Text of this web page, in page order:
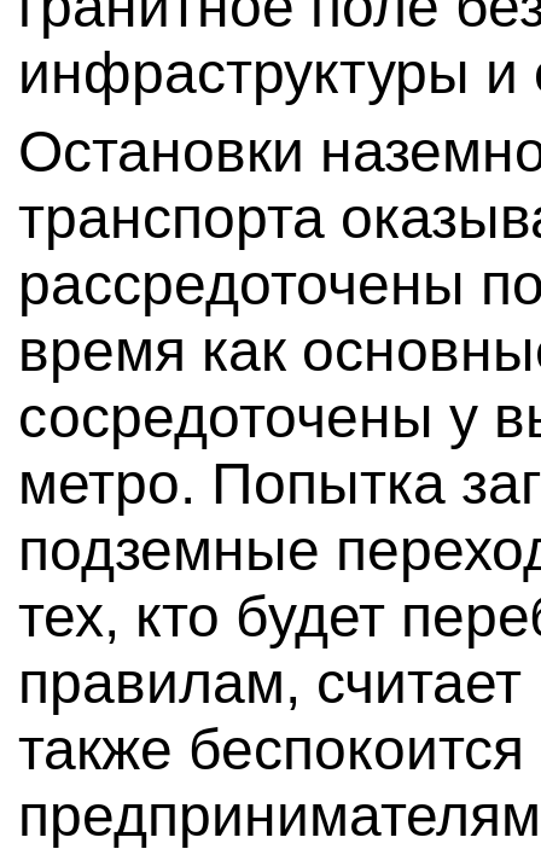
инфраструктуры и
Остановки
транспорта
рассредоточены
время как
сосредоточены у
метро. Попытка
подземные
тех, кто будет
правилам,
также